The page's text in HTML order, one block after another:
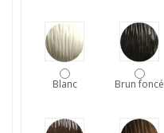
Blanc Brun foncé